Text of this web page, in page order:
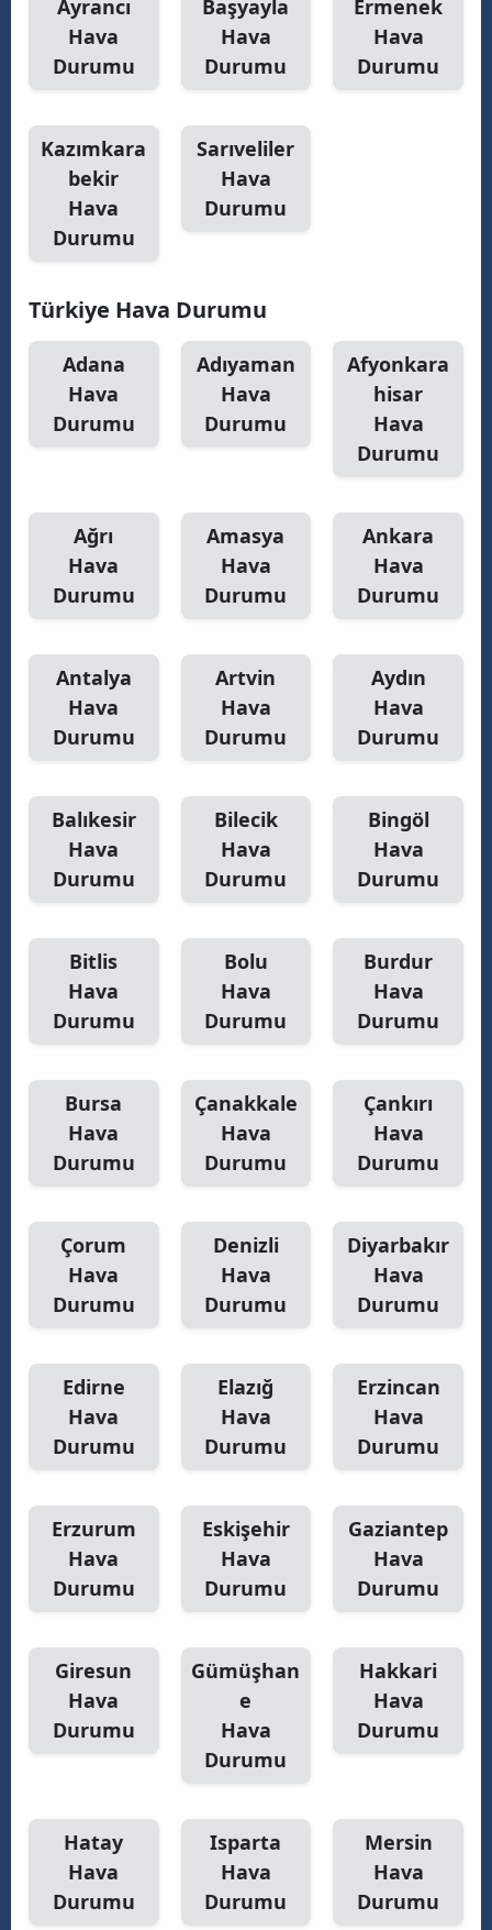
Manisa
Kahramanmaraş
Ordu
Sakarya
Sivas
Tekirdağ
Trabzon
Tunceli
Şanlıurfa
Van
Yozgat
Zonguldak
Aksaray
Bayburt
Karaman
Batman
Şırnak
Ardahan
Iğdır
Karabük
Osmaniye
Düzce
Ayrancı
Hava
Durumu
Başyayla
Hava
Durumu
Ermenek
Hava
Durumu
Kazımkara
bekir
Hava
Durumu
Sarıveliler
Hava
Durumu
Türkiye Hava Durumu
Adana
Hava
Durumu
Adıyaman
Hava
Durumu
Afyonkara
hisar
Hava
Durumu
Ağrı
Hava
Durumu
Amasya
Hava
Durumu
Ankara
Hava
Durumu
Antalya
Hava
Durumu
Artvin
Hava
Durumu
Aydın
Hava
Durumu
Balıkesir
Hava
Durumu
Bilecik
Hava
Durumu
Bingöl
Hava
Durumu
Bitlis
Hava
Durumu
Bolu
Hava
Durumu
Burdur
Hava
Durumu
Bursa
Hava
Durumu
Çanakkale
Hava
Durumu
Çankırı
Hava
Durumu
Çorum
Hava
Durumu
Denizli
Hava
Durumu
Diyarbakır
Hava
Durumu
Edirne
Hava
Durumu
Elazığ
Hava
Durumu
Erzincan
Hava
Durumu
Erzurum
Hava
Durumu
Eskişehir
Hava
Durumu
Gaziantep
Hava
Durumu
Giresun
Hava
Durumu
Gümüşhan
e
Hava
Durumu
Hakkari
Hava
Durumu
Hatay
Hava
Durumu
Isparta
Hava
Durumu
Mersin
Hava
Durumu